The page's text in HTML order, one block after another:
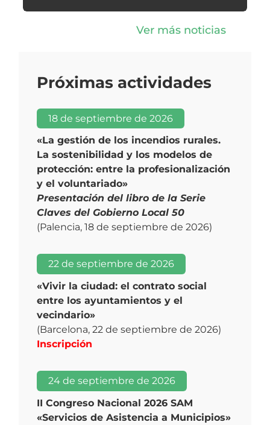
Ver más noticias
Próximas actividades
18 de septiembre de 2026
«La gestión de los incendios rurales.
La sostenibilidad y los modelos de
protección: entre la profesionalización
y el voluntariado»
Presentación del libro de la Serie
Claves del Gobierno Local 50
(Palencia, 18 de septiembre de 2026)
22 de septiembre de 2026
«Vivir la ciudad: el contrato social
entre los ayuntamientos y el
vecindario»
(Barcelona, 22 de septiembre de 2026)
Inscripción
24 de septiembre de 2026
II Congreso Nacional 2026 SAM
«Servicios de Asistencia a Municipios»